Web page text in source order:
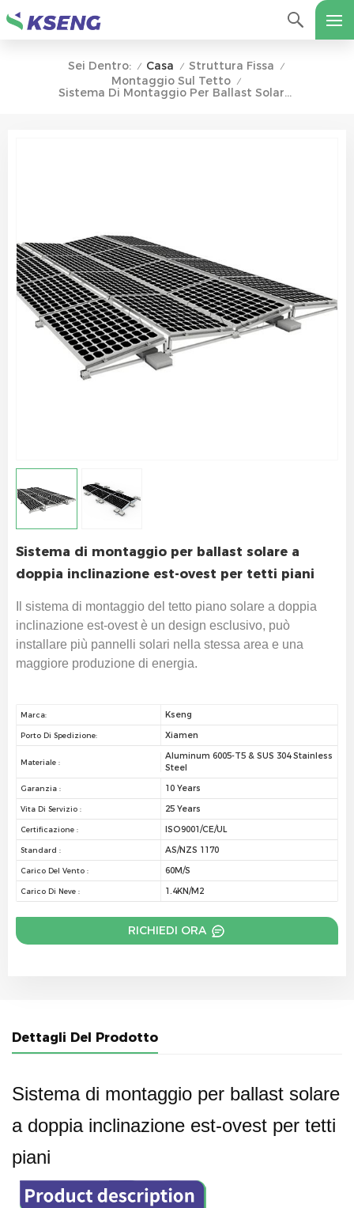
Sei Dentro: / Casa / Struttura Fissa /
Montaggio Sul Tetto /
Sistema Di Montaggio Per Ballast Solare A Doppia Inclinazione Est-Ovest Per Tetti Piani
Sistema di montaggio per ballast solare a
doppia inclinazione est-ovest per tetti piani
Il sistema di montaggio del tetto piano solare a doppia
inclinazione est-ovest è un design esclusivo, può
installare più pannelli solari nella stessa area e una
maggiore produzione di energia.
Marca: Kseng
Porto Di Spedizione: Xiamen
Materiale :
Aluminum 6005-T5 & SUS 304 Stainless
Steel
Garanzia : 10 Years
Vita Di Servizio : 25 Years
Certificazione : ISO9001/CE/UL
Standard : AS/NZS 1170
Carico Del Vento : 60M/S
Carico Di Neve : 1.4KN/M2
RICHIEDI ORA
Dettagli Del Prodotto
Sistema di montaggio per ballast solare
a doppia inclinazione est-ovest per tetti
piani